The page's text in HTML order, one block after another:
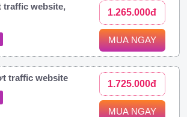
traffic website,
1.265.000đ
MUA NGAY
traffic website
1.725.000đ
MUA NGAY